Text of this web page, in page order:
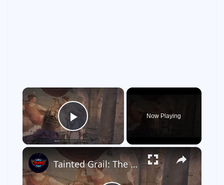
×
Play Video
Now Playing
×
Tainted Grail: The Fall of Avalon - Minher Rites: Talk To Neante About The Corrupted Temple Gameplay